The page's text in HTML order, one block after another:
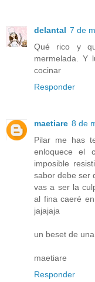
delantal 7 de
Qué rico y
mermelada. Y
cocinar
Responder
maetiare 8 de
Pilar me has
enloquece el
imposible
sabor debe ser
vas a ser la
al fina caeré
jajajaja
un beset de
maetiare
Responder